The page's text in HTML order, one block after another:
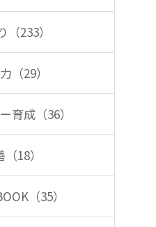
233）
（29）
育成（36）
18）
（35）